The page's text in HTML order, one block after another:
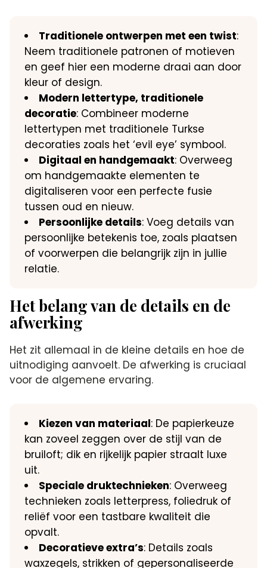
Traditionele ontwerpen met een twist:
Neem traditionele patronen of motieven
en geef hier een moderne draai aan door
kleur of design.
Modern lettertype, traditionele
decoratie: Combineer moderne
lettertypen met traditionele Turkse
decoraties zoals het ‘evil eye’ symbool.
Digitaal en handgemaakt: Overweeg
om handgemaakte elementen te
digitaliseren voor een perfecte fusie
tussen oud en nieuw.
Persoonlijke details: Voeg details van
persoonlijke betekenis toe, zoals plaatsen
of voorwerpen die belangrijk zijn in jullie
relatie.
Het belang van de details en de
afwerking
Het zit allemaal in de kleine details en hoe de
uitnodiging aanvoelt. De afwerking is cruciaal
voor de algemene ervaring.
Kiezen van materiaal: De papierkeuze
kan zoveel zeggen over de stijl van de
bruiloft; dik en rijkelijk papier straalt luxe
uit.
Speciale druktechnieken: Overweeg
technieken zoals letterpress, foliedruk of
reliëf voor een tastbare kwaliteit die
opvalt.
Decoratieve extra’s: Details zoals
waxzegels, strikken of gepersonaliseerde